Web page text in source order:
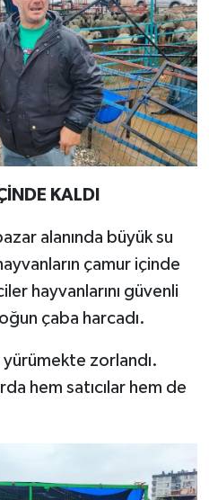
KALDI
alanında büyük su
çamur içinde
hayvanlarını güvenli
çaba harcadı.
zorlandı.
hem satıcılar hem de